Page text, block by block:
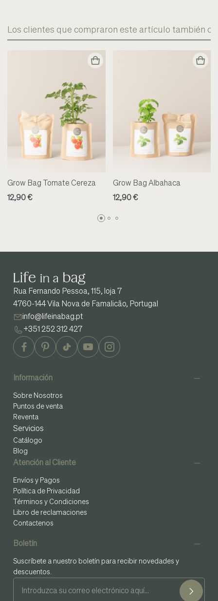
Los clientes que compraron este artículo también
Grow Bag Tomate Cereza
12,90 €
Grow Bag Albahaca
12,90 €
Rua Fernando Pessoa, 115, loja 7
4760-144 Vila Nova de Famalicão, Portugal
info@lifeinabag.pt
+351 252 312 427
Información
Sobre Nosotros
Puntos de venta
Reventa
Servicios
Catálogo
Blog
Atención al Cliente
Envíos y Pagos
Política de Privacidad
Términos y Condiciones
Libro de reclamaciones
Contactenos
Boletín
Suscríbete a nuestro boletín para recibir novedades y
descuentos.